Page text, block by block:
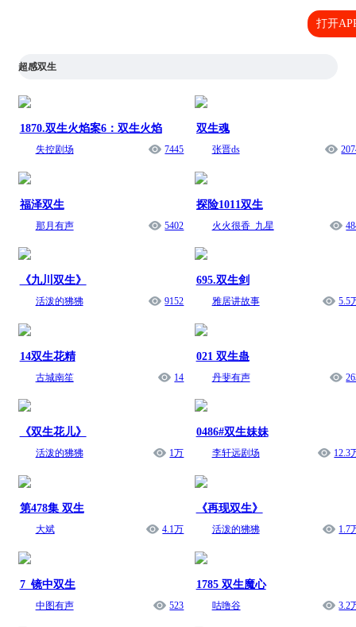
打开
超感双生
1870.双生火焰案6：双生火焰
失控剧场 7445
福泽双生
那月有声 5402
《九川双生》
活泼的狒狒 9152
14双生花精
古城南笙 14
《双生花儿》
活泼的狒狒 1万
第478集 双生
大斌 4.1万
7_镜中双生
中图有声 523
双生魂
张晋ds
探险1011双生
火火很香_九星
695.双生剑
雅居讲故事 5.5
021 双生蛊
丹斐有声
0486#双生妹妹
李轩远剧场 12.3
《再现双生》
活泼的狒狒 1.7
1785 双生魔心
咕噜谷 3.2